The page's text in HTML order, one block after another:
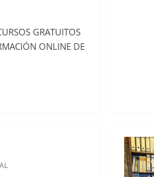
GRATUITOS
ONLINE DE